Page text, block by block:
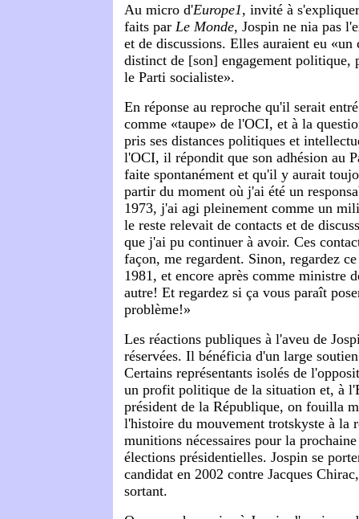
Au micro d'Europe1, invité à
faits par Le Monde, Jospin ne nia pas
et de discussions. Elles auraient eu «un
distinct de [son] engagement politique,
le Parti socialiste».
En réponse au reproche qu'il serait
comme «taupe» de l'OCI, et à la
pris ses distances politiques et
l'OCI, il répondit que son adhésion au
faite spontanément et qu'il y aurait
partir du moment où j'ai été un
1973, j'ai agi pleinement comme un
le reste relevait de contacts et de
que j'ai pu continuer à avoir. Ces
façon, me regardent. Sinon, regardez
1981, et encore après comme ministre
autre! Et regardez si ça vous paraît
problème!»
Les réactions publiques à l'aveu de
réservées. Il bénéficia d'un large
Certains représentants isolés de
un profit politique de la situation et, à
président de la République, on fouilla
l'histoire du mouvement trotskyste à la
munitions nécessaires pour la prochaine
élections présidentielles. Jospin se
candidat en 2002 contre Jacques
sortant.